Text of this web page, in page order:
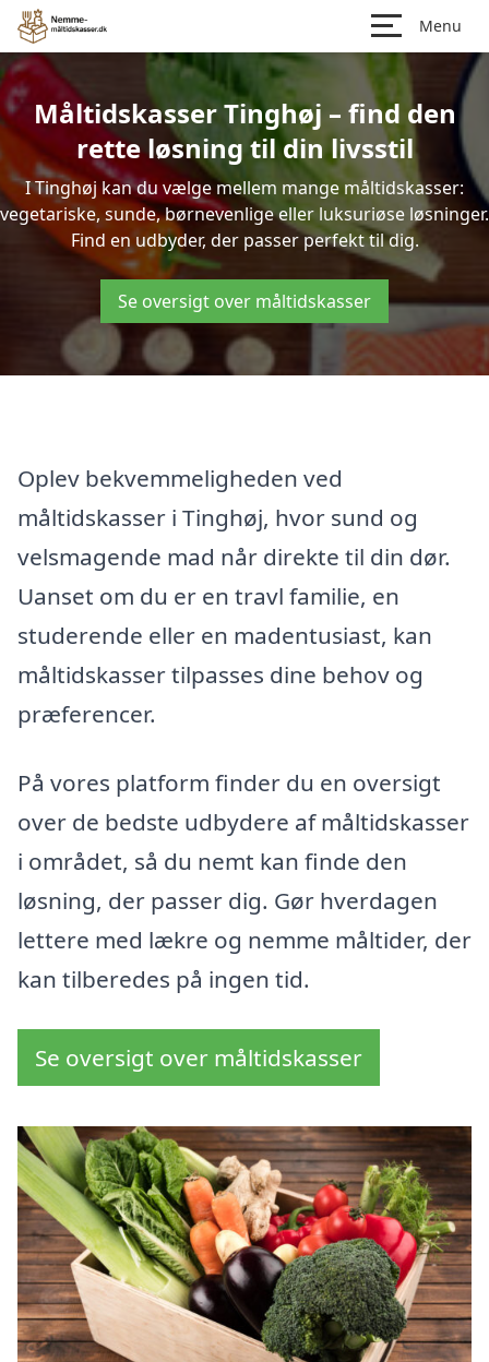
Menu
Måltidskasser Tinghøj – find den
rette løsning til din livsstil
I Tinghøj kan du vælge mellem mange måltidskasser:
vegetariske, sunde, børnevenlige eller luksuriøse løsninger.
Find en udbyder, der passer perfekt til dig.
Se oversigt over måltidskasser
Oplev bekvemmeligheden ved
måltidskasser i Tinghøj, hvor sund og
velsmagende mad når direkte til din dør.
Uanset om du er en travl familie, en
studerende eller en madentusiast, kan
måltidskasser tilpasses dine behov og
præferencer.
På vores platform finder du en oversigt
over de bedste udbydere af måltidskasser
i området, så du nemt kan finde den
løsning, der passer dig. Gør hverdagen
lettere med lækre og nemme måltider, der
kan tilberedes på ingen tid.
Se oversigt over måltidskasser